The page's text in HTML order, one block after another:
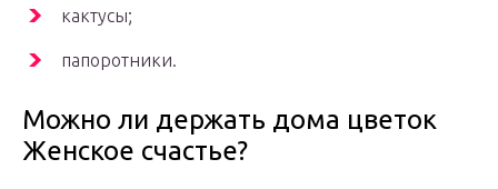
кактусы;
папоротники.
Можно ли держать дома цветок
Женское счастье?